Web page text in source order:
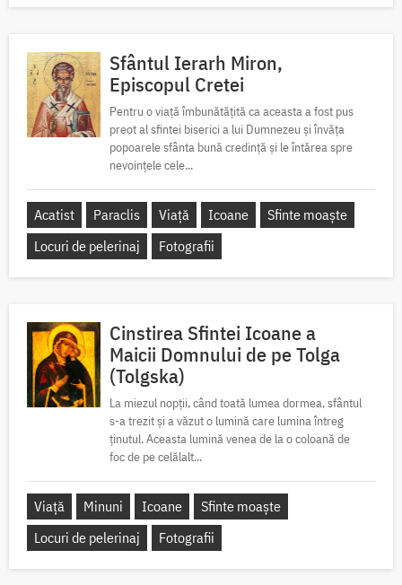
Sfântul Ierarh Miron,
Episcopul Cretei
Pentru o viață îmbunătățită ca aceasta a fost pus
preot al sfintei biserici a lui Dumnezeu și învăța
popoarele sfânta bună credință și le întărea spre
nevoințele cele...
Acatist Paraclis Viață Icoane
Sfinte moaște
Locuri de pelerinaj
Fotografii
Cinstirea Sfintei Icoane a
Maicii Domnului de pe Tolga
(Tolgska)
La miezul nopții, când toată lumea dormea, sfântul
s-a trezit și a văzut o lumină care lumina întreg
ținutul. Aceasta lumină venea de la o coloană de
foc de pe celălalt...
Viață Minuni Icoane
Sfinte moaște
Locuri de pelerinaj
Fotografii